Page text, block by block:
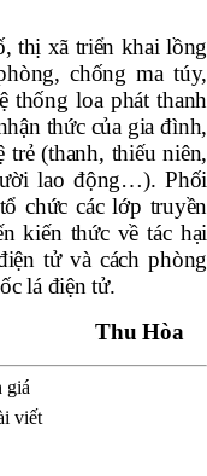
thị xã triển khai lồng
òng, chống ma túy,
ệthống loa phát thanh
ận thức của giađình,
trẻ(thanh, thiếu niên,
ười laođộng…). Phối
ổ chức các lớp truyền
n kiến thức về tác hại
tử vàcách phòng
lá điện tử.
Thu Hòa
giá
viết